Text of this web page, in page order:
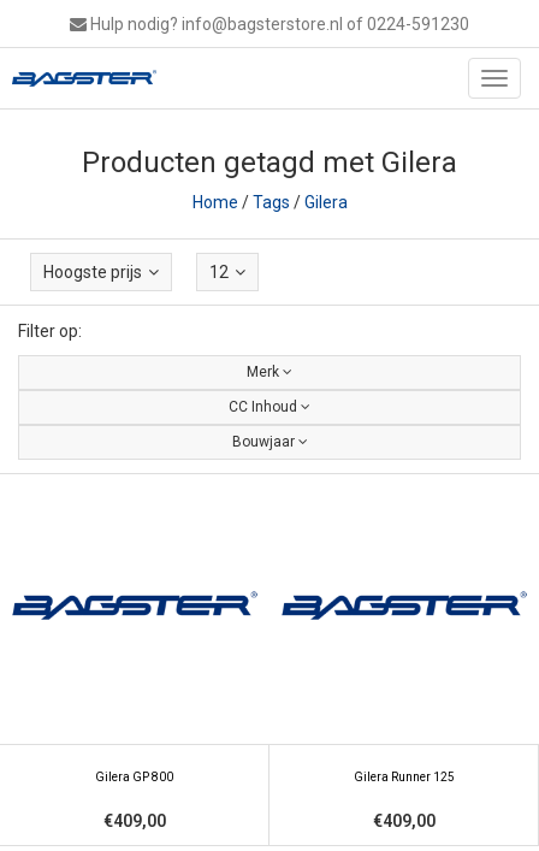
Hulp nodig? info@bagsterstore.nl of 0224-591230
Producten getagd met Gilera
Home /Tags /Gilera
Hoogste prijs 12
Filter op:
Merk
CC Inhoud
Bouwjaar
Gilera GP 800
€409,00
Gilera Runner 125
€409,00